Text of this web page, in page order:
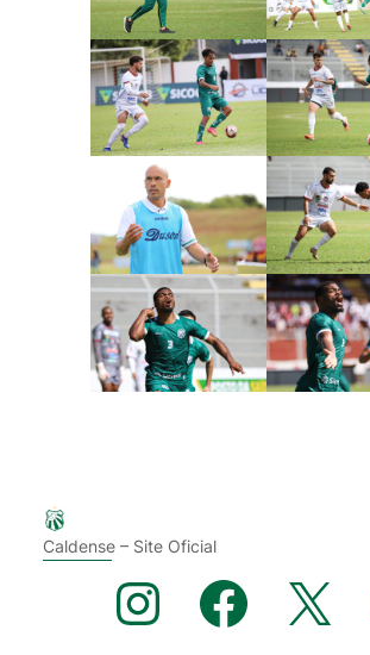
Caldense – Site Oficial
Instagram Facebook X